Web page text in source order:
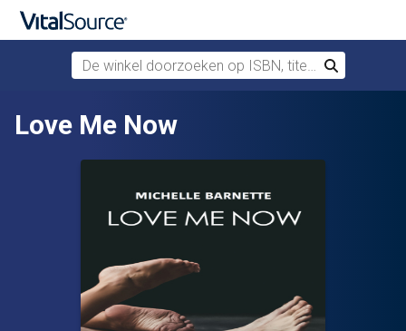
De winkel doorzoeken op ISBN, titel of auteur
Zoek
Love Me Now